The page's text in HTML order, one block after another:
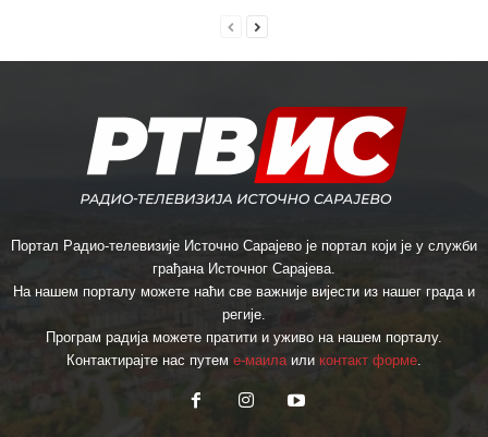
Портал Радио-телевизије Источно Сарајево је портал који је у служби
грађана Источног Сарајева.
На нашем порталу можете наћи све важније вијести из нашег града и
регије.
Програм радија можете пратити и уживо на нашем порталу.
Контактирајте нас путем е-маилаили контакт форме.